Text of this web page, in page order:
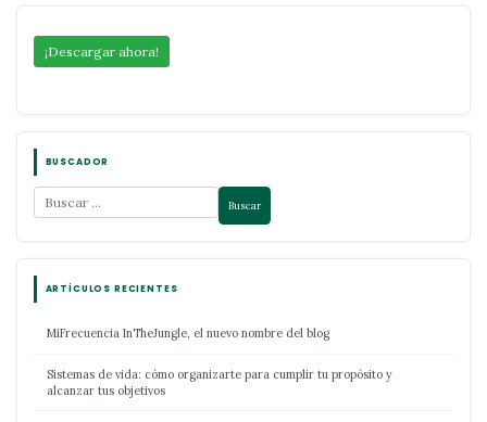
¡Descargar ahora!
BUSCADOR
ARTÍCULOS RECIENTES
MiFrecuencia InTheJungle, el nuevo nombre del blog
Sistemas de vida: cómo organizarte para cumplir tu propósito y
alcanzar tus objetivos